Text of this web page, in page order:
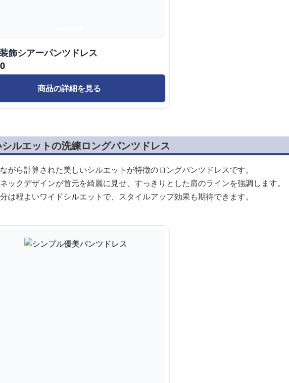
飾シアーパンツドレス
商品の詳細を見る
ルエットの洗練ロングパンツドレス
がら計算された美しいシルエットが特徴のロングパンツドレスです。
ックデザインが首元を綺麗に見せ、すっきりとした肩のラインを強調します。
は程よいワイドシルエットで、スタイルアップ効果も期待できます。